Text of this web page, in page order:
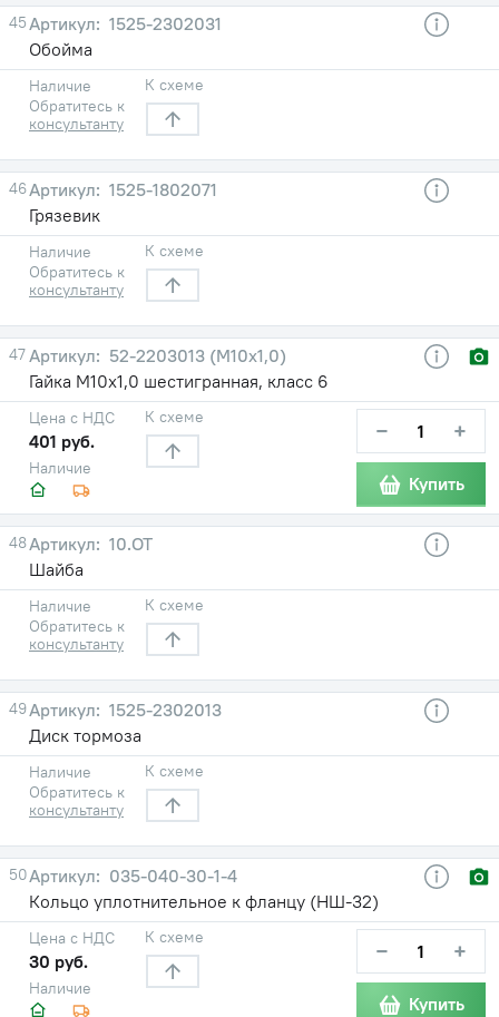
45
1525-2302031
Обойма
Наличие
Обратитесь к
консультанту
К схеме
46
1525-1802071
Грязевик
Наличие
Обратитесь к
консультанту
К схеме
47
52-2203013 (М10х1,0)
Гайка М10х1,0 шестигранная, класс 6
Наличие
Цена с НДС
401 руб.
К схеме − +
Купить
48
10.ОТ
Шайба
Наличие
Обратитесь к
консультанту
К схеме
49
1525-2302013
Диск тормоза
Наличие
Обратитесь к
консультанту
К схеме
50
035-040-30-1-4
Кольцо уплотнительное к фланцу (НШ-32)
Наличие
Цена с НДС
30 руб.
К схеме − +
Купить